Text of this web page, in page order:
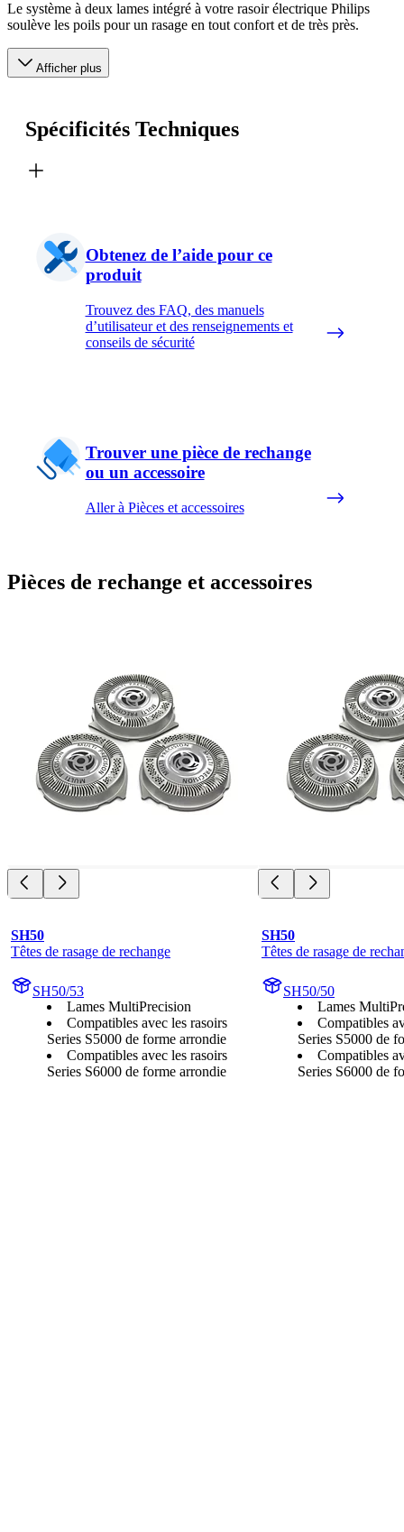
Le système à deux lames intégré à votre rasoir électrique Philips
soulève les poils pour un rasage en tout confort et de très près.
Afficher plus
Spécificités Techniques
Obtenez de l’aide pour ce
produit
Trouvez des FAQ, des manuels
d’utilisateur et des renseignements et
conseils de sécurité
Trouver une pièce de rechange
ou un accessoire
Aller à Pièces et accessoires
Pièces de rechange et accessoires
SH50
Têtes de rasage de rechange
SH50/53
Lames MultiPrecision
Compatibles avec les rasoirs
Series S5000 de forme arrondie
Compatibles avec les rasoirs
Series S6000 de forme arrondie
SH50
Têtes de rasage de
SH50/50
Lames
Compatibles
Series S5000 de
Compatibles
Series S6000 de